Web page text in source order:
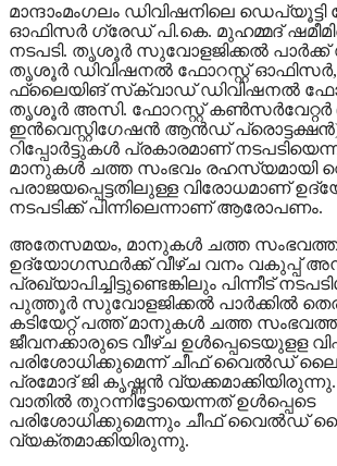
മാന്ദാംമംഗലം ഡിവിഷനിലെ
ഓഫിസര്‍ ഗ്രേഡ് പി.കെ. മുഹമ്മദ്
നടപടി. തൃശൂര്‍ സുവോളജിക്കല്‍ പാര്‍ക്ക്
തൃശൂര്‍ ഡിവിഷനല്‍ ഫോറസ്റ്റ്
ഫ്‌ലൈയിങ് സ്‌ക്വാഡ് ഡിവിഷനല്‍
തൃശൂര്‍ അസി. ഫോറസ്റ്റ്
ഇന്‍വെസ്റ്റിഗേഷന്‍ ആന്‍ഡ്
റിപ്പോര്‍ട്ടുകള്‍ പ്രകാരമാണ്
മാനുകള്‍ ചത്ത സംഭവം രഹസ്യമായി
പരാജയപ്പെട്ടതിലുള്ള വിരോധമാണ്
നടപടിക്ക് പിന്നിലെന്നാണ് ആരോപണം.
അതേസമയം, മാനുകള്‍ ചത്ത
ഉദ്യോഗസ്ഥര്‍ക്ക് വീഴ്ച വനം വകുപ്പ്
പ്രഖ്യാപിച്ചിട്ടുണ്ടെങ്കിലും പിന്നീട്
പുത്തൂര്‍ സുവോളജിക്കല്‍ പാര്‍ക്കില്‍
കടിയേറ്റ് പത്ത് മാനുകള്‍ ചത്ത
ജീവനക്കാരുടെ വീഴ്ച ഉള്‍പ്പെടെയുളള
പരിശോധിക്കുമെന്ന് ചീഫ് വൈല്‍ഡ്
പ്രമോദ് ജി കൃഷ്ണന്‍ വ്യക്കമാക്കിയിരുന്നു.
വാതില്‍ തുറന്നിട്ടോയെന്നത് ഉള്‍പ്പെടെ
പരിശോധിക്കുമെന്നും ചീഫ് വൈല്‍ഡ്
വ്യക്തമാക്കിയിരുന്നു.